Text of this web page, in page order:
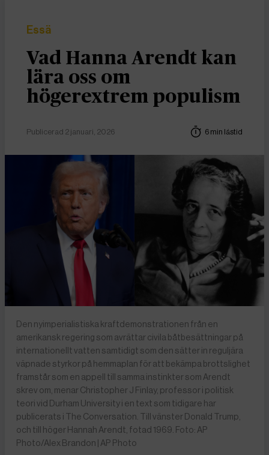
Essä
Vad Hanna Arendt kan
lära oss om
högerextrem populism
Publicerad 2 januari, 2026 6 min lästid
Den nyimperialistiska kraftdemonstrationen från en
amerikansk regering som avrättar civila båtbesättningar på
internationellt vatten samtidigt som den sätter in reguljära
väpnade styrkor på hemmaplan för att bekämpa brottslighet
framstår som en appell till samma instinkter som Arendt
skrev om, menar Christopher J Finlay, professor i politisk
teori vid Durham University i en text som tidigare har
publicerats i The Conversation. Till vänster Donald Trump,
och till höger Hannah Arendt, fotad 1969. Foto: AP
Photo/Alex Brandon | AP Photo